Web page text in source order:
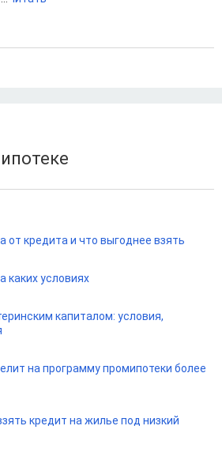
от кредита и что выгоднее взять
каких условиях
капиталом: условия,
на программу промипотеки более
кредит на жилье под низкий